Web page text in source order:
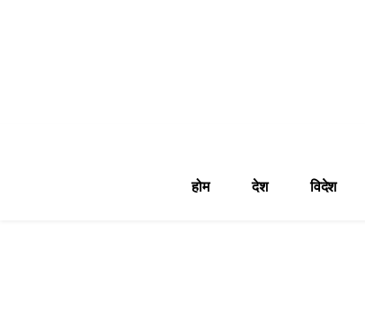
होम देश विदेश